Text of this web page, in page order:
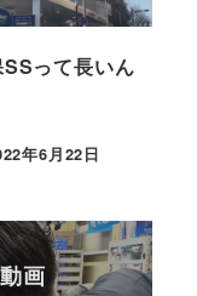
って長いん
年6月22日
画